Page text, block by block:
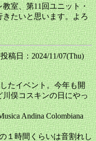
室、第11回ユニット・
たいと思います。よろ
投稿日：2024/11/07(Thu)
たイベント。今年も開
俣コスキンの日にやっ
Andina Colombiana
１時間くらいは音割れし